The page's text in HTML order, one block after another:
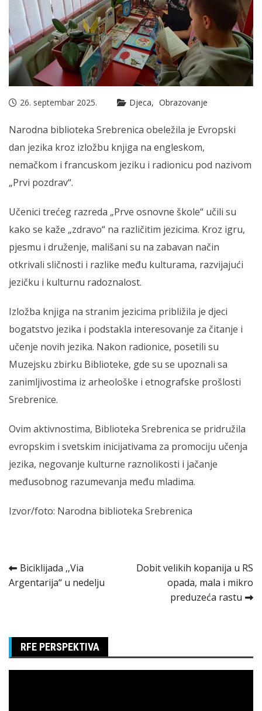
26. septembar 2025. Djeca Obrazovanje
Narodna biblioteka Srebrenica obeležila je Evropski
dan jezika kroz izložbu knjiga na engleskom,
nemačkom i francuskom jeziku i radionicu pod nazivom
„Prvi pozdrav“.
Učenici trećeg razreda „Prve osnovne škole“ učili su
kako se kaže „zdravo“ na različitim jezicima. Kroz igru,
pjesmu i druženje, mališani su na zabavan način
otkrivali sličnosti i razlike među kulturama, razvijajući
jezičku i kulturnu radoznalost.
Izložba knjiga na stranim jezicima približila je djeci
bogatstvo jezika i podstakla interesovanje za čitanje i
učenje novih jezika. Nakon radionice, posetili su
Muzejsku zbirku Biblioteke, gde su se upoznali sa
zanimljivostima iz arheološke i etnografske prošlosti
Srebrenice.
Ovim aktivnostima, Biblioteka Srebrenica se pridružila
evropskim i svetskim inicijativama za promociju učenja
jezika, negovanje kulturne raznolikosti i jačanje
međusobnog razumevanja među mladima.
Izvor/foto: Narodna biblioteka Srebrenica
Kretanje
članka
Biciklijada ‚‚Via
Argentarija“ u nedelju
Dobit velikih kopanija u RS
opada, mala i mikro
preduzeća rastu
RFE PERSPEKTIVA